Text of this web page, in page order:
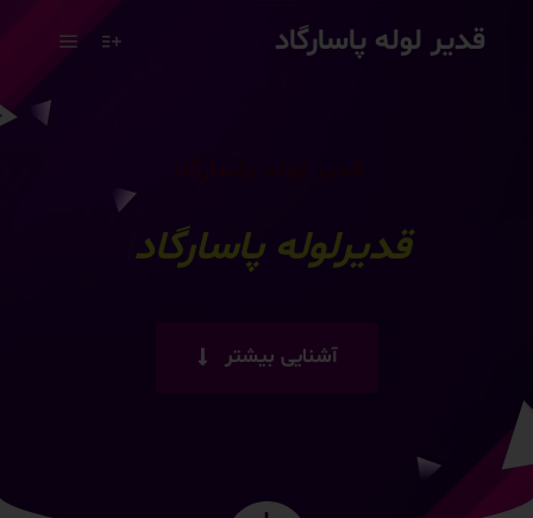
قدیر لوله پاسارگاد
لوله|
آشنایی بیشتر